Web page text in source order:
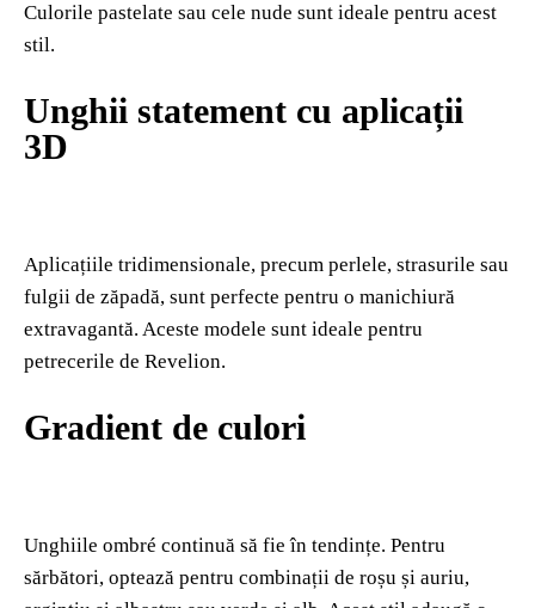
Culorile pastelate sau cele nude sunt ideale pentru acest
stil.
Unghii statement cu aplicații
3D
Aplicațiile tridimensionale, precum perlele, strasurile sau
fulgii de zăpadă, sunt perfecte pentru o manichiură
extravagantă. Aceste modele sunt ideale pentru
petrecerile de Revelion.
Gradient de culori
Unghiile ombré continuă să fie în tendințe. Pentru
sărbători, optează pentru combinații de roșu și auriu,